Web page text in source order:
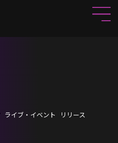
ライブ・イベント リリース